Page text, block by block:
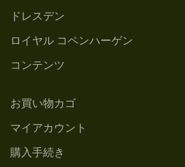
ドレスデン
ロイヤル コペンハーゲン
コンテンツ
お買い物カゴ
マイアカウント
購入手続き